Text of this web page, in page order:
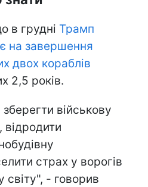
в грудні Трамп
на завершення
двох кораблів
2,5 років.
військову
страх у ворогів
- говорив